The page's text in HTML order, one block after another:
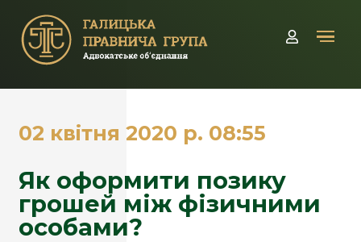
Кабінет
02 квітня 2020 р. 08:55
Як оформити позику
грошей між фізичними
особами?